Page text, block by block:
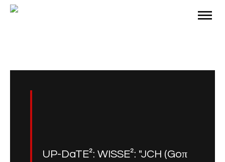
UP-DaTE²: WISSE²: "JCH (Goπ